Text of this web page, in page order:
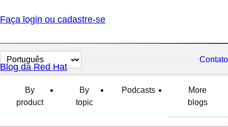
Faça login ou cadastre-se
Selecionar
idioma
Contato
Blog da Red Hat
By
product
By
topic
Podcasts
More
blogs